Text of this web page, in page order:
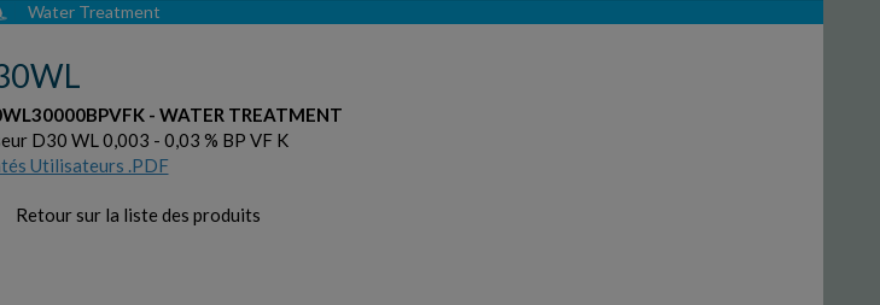
Water Treatment
- WATER TREATMENT
D30 WL 0,003 - 0,03 % BP VF K
Utilisateurs .PDF
Retour sur la liste des produits